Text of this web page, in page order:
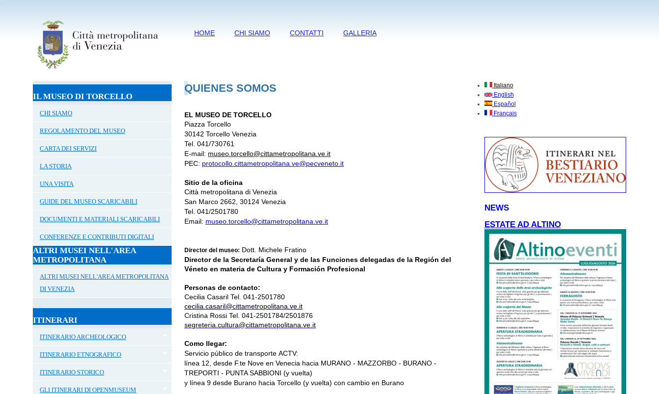
HOME CHI SIAMO CONTATTI GALLERIA
IL MUSEO DI TORCELLO
CHI SIAMO
REGOLAMENTO DEL MUSEO
CARTA DEI SERVIZI
LA STORIA
UNA VISITA
GUIDE DEL MUSEO SCARICABILI
DOCUMENTI E MATERIALI SCARICABILI
CONFERENZE E CONTRIBUTI DIGITALI
ALTRI MUSEI NELL'AREA
METROPOLITANA
ALTRI MUSEI NELL'AREA METROPOLITANA
DI VENEZIA
ITINERARI
ITINERARIO ARCHEOLOGICO
ITINERARIO ETNOGRAFICO
ITINERARIO STORICO
GLI ITINERARI DI OPENMUSEUM
QUIENES SOMOS
EL MUSEO DE TORCELLO
Piazza Torcello
30142 Torcello Venezia
Tel. 041/730761
E-mail: museo.torcello@cittametropolitana.ve.it
PEC: protocollo.cittametropolitana.ve@pecveneto.it
Sitio de la oficina
Città metropolitana di Venezia
San Marco 2662, 30124 Venezia
Tel. 041/2501780
Email: museo.torcello@cittametropolitana.ve.it
Director del museo: Dott. Michele Fratino
Director de la Secretaría General y de las Funciones delegadas de la Región del
Véneto en materia de Cultura y Formación Profesional
Personas de contacto:
Cecilia Casaril Tel. 041-2501780
cecilia.casaril@cittametropolitana.ve.it
Cristina Rossi Tel. 041-2501784/2501876
segreteria.cultura@cittametropolitana.ve.it
Como llegar:
Servicio público de transporte ACTV:
línea 12, desde F.te Nove en Venecia hacia MURANO - MAZZORBO - BURANO -
TREPORTI - PUNTA SABBIONI (y vuelta)
y línea 9 desde Burano hacia Torcello (y vuelta) con cambio en Burano
Italiano
English
Español
Français
NEWS
ESTATE AD ALTINO